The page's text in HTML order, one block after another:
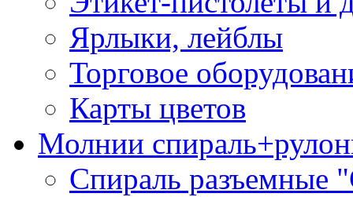
Ярлыки, лейблы
Торговое
Карты цветов
Молнии
Спираль разъемные